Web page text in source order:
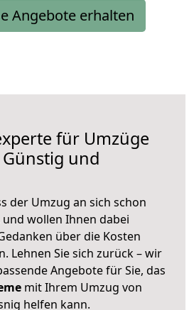
Angebote erhalten
für Umzüge
Günstig und
der Umzug an sich schon
wollen Ihnen dabei
über die Kosten
Lehnen Sie sich zurück – wir
Angebote für Sie, das
mit Ihrem Umzug von
helfen kann.